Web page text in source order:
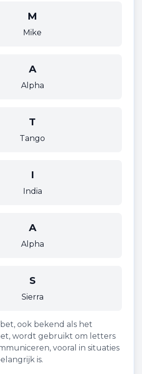
M
Mike
A
Alpha
T
Tango
I
India
A
Alpha
S
Sierra
ook bekend als het
wordt gebruikt om letters
vooral in situaties
is.